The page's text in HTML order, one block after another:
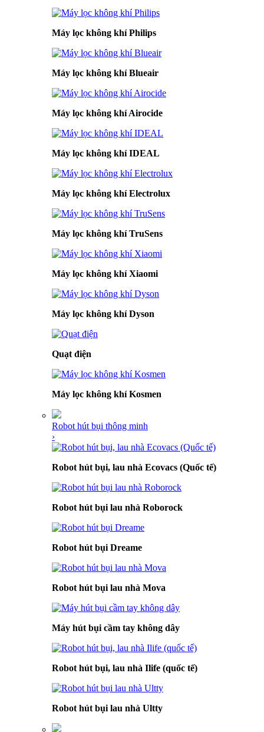
Máy lọc không khí Philips
Máy lọc không khí Blueair
Máy lọc không khí Airocide
Máy lọc không khí IDEAL
Máy lọc không khí Electrolux
Máy lọc không khí TruSens
Máy lọc không khí Xiaomi
Máy lọc không khí Dyson
Quạt điện
Máy lọc không khí Kosmen
Robot hút bụi thông minh
›
Robot hút bụi, lau nhà Ecovacs (Quốc tế)
Robot hút bụi lau nhà Roborock
Robot hút bụi Dreame
Robot hút bụi lau nhà Mova
Máy hút bụi cầm tay không dây
Robot hút bụi, lau nhà Ilife (quốc tế)
Robot hút bụi lau nhà Ultty